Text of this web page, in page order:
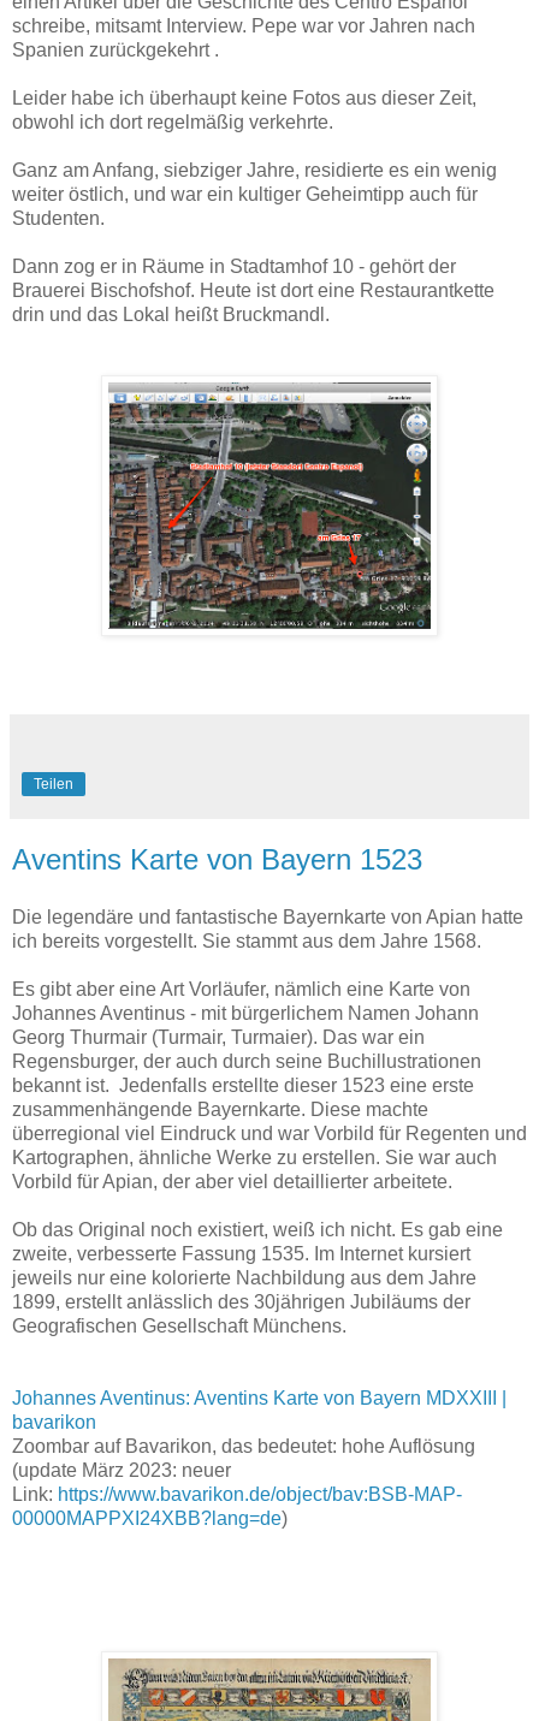
schreibe, mitsamt Interview. Pepe war vor Jahren nach
Spanien zurückgekehrt .
Leider habe ich überhaupt keine Fotos aus dieser Zeit,
obwohl ich dort regelmäßig verkehrte.
Ganz am Anfang, siebziger Jahre, residierte es ein wenig
weiter östlich, und war ein kultiger Geheimtipp auch für
Studenten.
Dann zog er in Räume in Stadtamhof 10 - gehört der
Brauerei Bischofshof. Heute ist dort eine Restaurantkette
drin und das Lokal heißt Bruckmandl.
Teilen
Aventins Karte von Bayern 1523
Die legendäre und fantastische Bayernkarte von Apian hatte
ich bereits vorgestellt. Sie stammt aus dem Jahre 1568.
Es gibt aber eine Art Vorläufer, nämlich eine Karte von
Johannes Aventinus - mit bürgerlichem Namen Johann
Georg Thurmair (Turmair, Turmaier). Das war ein
Regensburger, der auch durch seine Buchillustrationen
bekannt ist. Jedenfalls erstellte dieser 1523 eine erste
zusammenhängende Bayernkarte. Diese machte
überregional viel Eindruck und war Vorbild für Regenten und
Kartographen, ähnliche Werke zu erstellen. Sie war auch
Vorbild für Apian, der aber viel detaillierter arbeitete.
Ob das Original noch existiert, weiß ich nicht. Es gab eine
zweite, verbesserte Fassung 1535. Im Internet kursiert
jeweils nur eine kolorierte Nachbildung aus dem Jahre
1899, erstellt anlässlich des 30jährigen Jubiläums der
Geografischen Gesellschaft Münchens.
Johannes Aventinus: Aventins Karte von Bayern MDXXIII |
bavarikon
Zoombar auf Bavarikon, das bedeutet: hohe Auflösung
(update März 2023: neuer
Link: https://www.bavarikon.de/object/bav:BSB-MAP-
00000MAPPXI24XBB?lang=de)